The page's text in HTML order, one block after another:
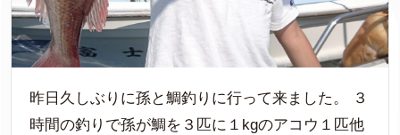
昨日久しぶりに孫と鯛釣りに行って来ました。 ３
時間の釣りで孫が鯛を３匹に１kgのアコウ１匹他